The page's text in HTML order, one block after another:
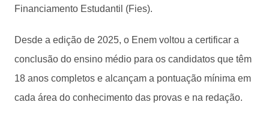
Financiamento Estudantil (Fies).
Desde a edição de 2025, o Enem voltou a certificar a
conclusão do ensino médio para os candidatos que têm
18 anos completos e alcançam a pontuação mínima em
cada área do conhecimento das provas e na redação.